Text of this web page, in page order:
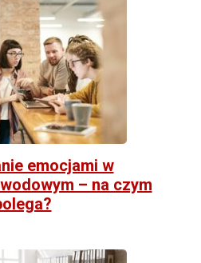
emocjami w
– na czym